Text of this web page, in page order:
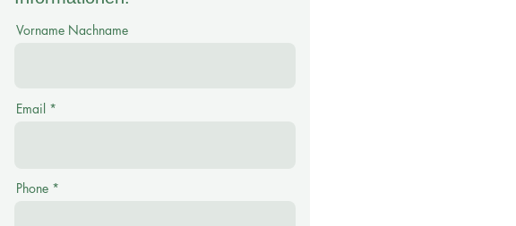
Vorname Nachname
Email
Phone